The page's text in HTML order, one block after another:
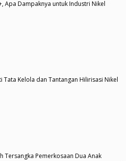
Apa Dampaknya untuk Industri Nikel
Tata Kelola dan Tantangan Hilirisasi Nikel
Tersangka Pemerkosaan Dua Anak